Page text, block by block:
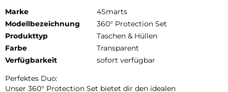
Marke
4Smarts
Modellbezeichnung
360° Protection Set
Produkttyp
Taschen & Hüllen
Farbe
Transparent
Verfügbarkeit
sofort verfügbar
Perfektes Duo:
Unser 360° Protection Set bietet dir den idealen